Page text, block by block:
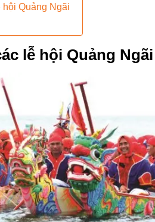
hội Quảng Ngãi
lễ hội Quảng Ngãi